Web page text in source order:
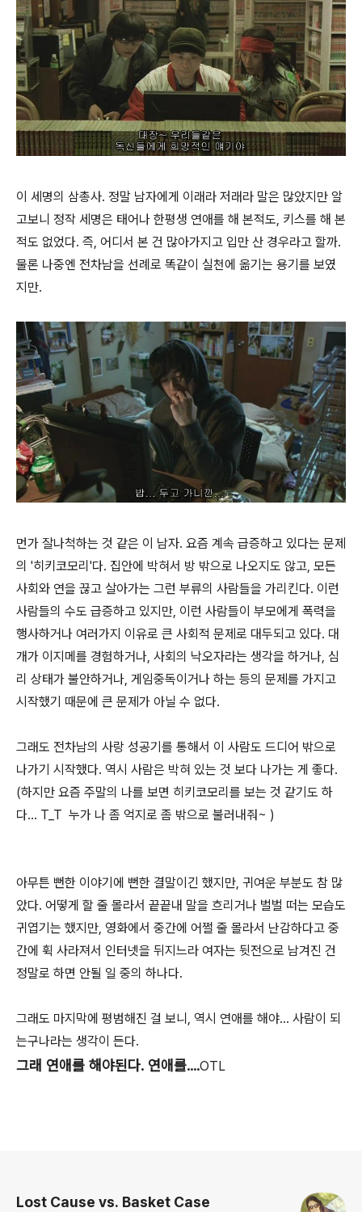
이 세명의 삼총사. 정말 남자에게 이래라 저래라 말은 많았지만 알
고보니 정작 세명은 태어나 한평생 연애를 해 본적도, 키스를 해 본
적도 없었다. 즉, 어디서 본 건 많아가지고 입만 산 경우라고 할까.
물론 나중엔 전차남을 선례로 똑같이 실천에 옮기는 용기를 보였
지만.
먼가 잘나척하는 것 같은 이 남자. 요즘 계속 급증하고 있다는 문제
의 '히키코모리'다. 집안에 박혀서 방 밖으로 나오지도 않고, 모든
사회와 연을 끊고 살아가는 그런 부류의 사람들을 가리킨다. 이런
사람들의 수도 급증하고 있지만, 이런 사람들이 부모에게 폭력을
행사하거나 여러가지 이유로 큰 사회적 문제로 대두되고 있다. 대
개가 이지메를 경험하거나, 사회의 낙오자라는 생각을 하거나, 심
리 상태가 불안하거나, 게임중독이거나 하는 등의 문제를 가지고
시작했기 때문에 큰 문제가 아닐 수 없다.
그래도 전차남의 사랑 성공기를 통해서 이 사람도 드디어 밖으로
나가기 시작했다. 역시 사람은 박혀 있는 것 보다 나가는 게 좋다.
(하지만 요즘 주말의 나를 보면 히키코모리를 보는 것 같기도 하
다... T_T 누가 나 좀 억지로 좀 밖으로 불러내줘~ )
아무튼 뻔한 이야기에 뻔한 결말이긴 했지만, 귀여운 부분도 참 많
았다. 어떻게 할 줄 몰라서 끝끝내 말을 흐리거나 벌벌 떠는 모습도
귀엽기는 했지만, 영화에서 중간에 어쩔 줄 몰라서 난감하다고 중
간에 휙 사라져서 인터넷을 뒤지느라 여자는 뒷전으로 남겨진 건
정말로 하면 안될 일 중의 하나다.
그래도 마지막에 평범해진 걸 보니, 역시 연애를 해야... 사람이 되
는구나라는 생각이 든다.
그래 연애를 해야된다. 연애를....OTL
Lost Cause vs. Basket Case